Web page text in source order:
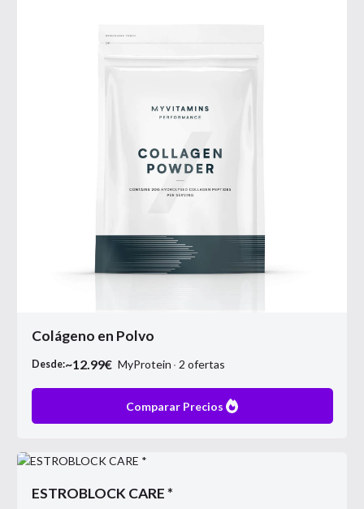
Colágeno en Polvo
Desde:~12.99€ MyProtein 2 ofertas
Comparar Precios
ESTROBLOCK CARE *